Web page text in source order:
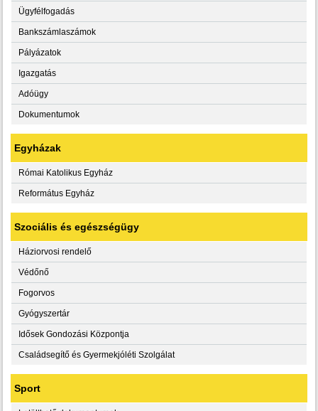
Ügyfélfogadás
Bankszámlaszámok
Pályázatok
Igazgatás
Adóügy
Dokumentumok
Egyházak
Római Katolikus Egyház
Református Egyház
Szociális és egészségügy
Háziorvosi rendelő
Védőnő
Fogorvos
Gyógyszertár
Idősek Gondozási Központja
Családsegítő és Gyermekjóléti Szolgálat
Sport